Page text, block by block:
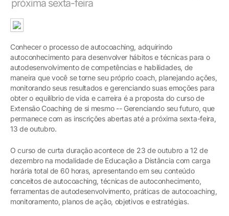
próxima sexta-feira
Conhecer o processo de autocoaching, adquirindo
autoconhecimento para desenvolver hábitos e técnicas para o
autodesenvolvimento de competências e habilidades, de
maneira que você se torne seu próprio coach, planejando ações,
monitorando seus resultados e gerenciando suas emoções para
obter o equilíbrio de vida e carreira é a proposta do curso de
Extensão Coaching de si mesmo -- Gerenciando seu futuro, que
permanece com as inscrições abertas até a próxima sexta-feira,
13 de outubro.
O curso de curta duração acontece de 23 de outubro a 12 de
dezembro na modalidade de Educação a Distância com carga
horária total de 60 horas, apresentando em seu conteúdo
conceitos de autocoaching, técnicas de autoconhecimento,
ferramentas de autodesenvolvimento, práticas de autocoaching,
monitoramento, planos de ação, objetivos e estratégias.